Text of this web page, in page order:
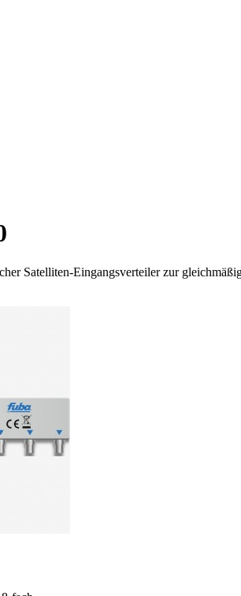
Satelliten-Eingangsverteiler zur